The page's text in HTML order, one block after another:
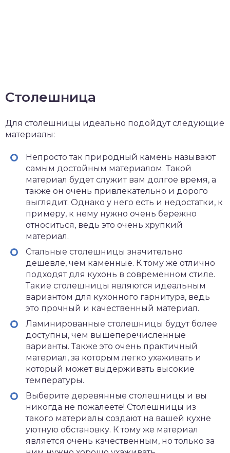
Столешница
Для столешницы идеально подойдут следующие
материалы:
Непросто так природный камень называют
самым достойным материалом. Такой
материал будет служит вам долгое время, а
также он очень привлекательно и дорого
выглядит. Однако у него есть и недостатки, к
примеру, к нему нужно очень бережно
относиться, ведь это очень хрупкий
материал.
Стальные столешницы значительно
дешевле, чем каменные. К тому же отлично
подходят для кухонь в современном стиле.
Такие столешницы являются идеальным
вариантом для кухонного гарнитура, ведь
это прочный и качественный материал.
Ламинированные столешницы будут более
доступны, чем вышеперечисленные
варианты. Также это очень практичный
материал, за которым легко ухаживать и
который может выдерживать высокие
температуры.
Выберите деревянные столешницы и вы
никогда не пожалеете! Столешницы из
такого материалы создают на вашей кухне
уютную обстановку. К тому же материал
является очень качественным, но только за